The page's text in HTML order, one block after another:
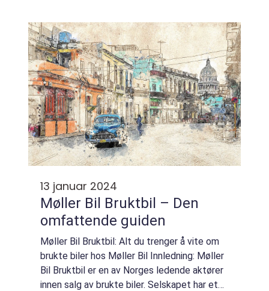
hvordan bruktbilpriser f...
13 januar 2024
Møller Bil Bruktbil – Den
omfattende guiden
Møller Bil Bruktbil: Alt du trenger å vite om
brukte biler hos Møller Bil Innledning: Møller
Bil Bruktbil er en av Norges ledende aktører
innen salg av brukte biler. Selskapet har et